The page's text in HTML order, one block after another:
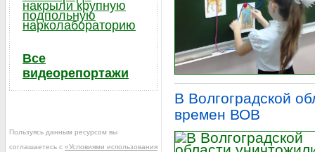
В Волгоградской
времен ВОВ
накрыли крупную
подпольную
нарколабораторию
Все
видеорепортажи
Пользуясь данным ресурсом вы
соглашаетесь с «Условиями использования